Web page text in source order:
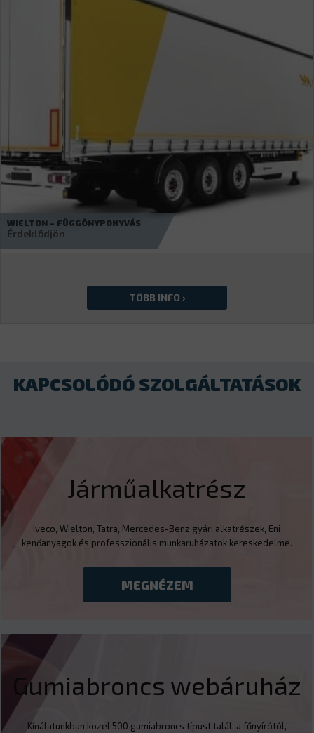
BODEX – KIS3B
19 990€
KAPCSOLÓDÓ SZOLGÁLTATÁSOK
Járműalkatrész
Iveco, Wielton, Tatra, Mercedes-Benz gyári alkatrészek, Eni
kenőanyagok és professzionális munkaruházatok kereskedelme.
MEGNÉZEM
Gumiabroncs webáruház
Kínálatunkban közel 500 gumiabroncs típust talál, a fűnyírótól,